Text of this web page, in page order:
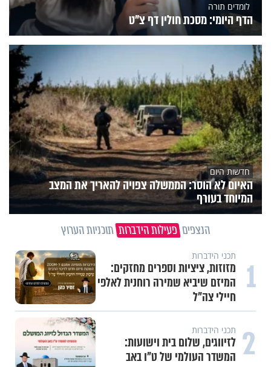
לומדים תורה
הדף היומי: מסכת חולין דף צ"ט
חדשות היום
האיום לא הוסר: הממשלה צפויה להאריך את המצב
המיוחד בעורף
הנצפים פעילות הידברות תוכניות הערוץ
1 תכני הידברות
מזוזות, ציציות וספרים מחזקים:
המיזם שיביא שמירה רוחנית לאלפי
חיילי צה"ל
2 תכני הידברות
לזיווגים, שלום בית וישועות:
המשדר העולמי של ט"ו באב